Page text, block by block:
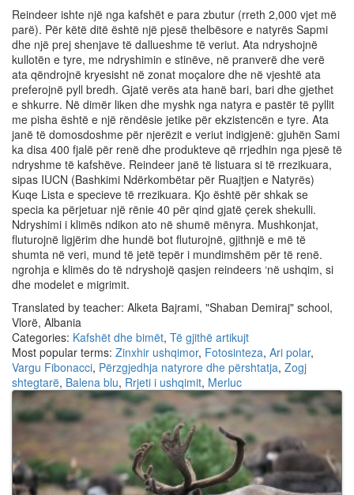
Reindeer ishte një nga kafshët e para zbutur (rreth 2,000 vjet më
parë). Për këtë ditë është një pjesë thelbësore e natyrës Sapmi
dhe një prej shenjave të dallueshme të veriut. Ata ndryshojnë
kullotën e tyre, me ndryshimin e stinëve, në pranverë dhe verë
ata qëndrojnë kryesisht në zonat moçalore dhe në vjeshtë ata
preferojnë pyll bredh. Gjatë verës ata hanë bari, bari dhe gjethet
e shkurre. Në dimër liken dhe myshk nga natyra e pastër të pyllit
me pisha është e një rëndësie jetike për ekzistencën e tyre. Ata
janë të domosdoshme për njerëzit e veriut indigjenë: gjuhën Sami
ka disa 400 fjalë për renë dhe produkteve që rrjedhin nga pjesë të
ndryshme të kafshëve. Reindeer janë të listuara si të rrezikuara,
sipas IUCN (Bashkimi Ndërkombëtar për Ruajtjen e Natyrës)
Kuqe Lista e specieve të rrezikuara. Kjo është për shkak se
specia ka përjetuar një rënie 40 për qind gjatë çerek shekulli.
Ndryshimi i klimës ndikon ato në shumë mënyra. Mushkonjat,
fluturojnë ligjërim dhe hundë bot fluturojnë, gjithnjë e më të
shumta në veri, mund të jetë tepër i mundimshëm për të renë.
ngrohja e klimës do të ndryshojë qasjen reindeers ‘në ushqim, si
dhe modelet e migrimit.
Translated by teacher: Alketa Bajrami, "Shaban Demiraj" school,
Vlorë, Albania
Categories: Kafshët dhe bimët, Të gjithë artikujt
Most popular terms: Zinxhir ushqimor, Fotosinteza, Ari polar,
Vargu Fibonacci, Përzgjedhja natyrore dhe përshtatja, Zogj
shtegtarë, Balena blu, Rrjeti i ushqimit, Merluc